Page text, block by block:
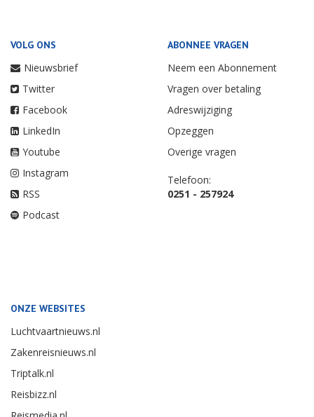
VOLG ONS
Nieuwsbrief
Twitter
Facebook
LinkedIn
Youtube
Instagram
RSS
Podcast
ABONNEE VRAGEN
Neem een Abonnement
Vragen over betaling
Adreswijziging
Opzeggen
Overige vragen
Telefoon:
0251 - 257924
ONZE WEBSITES
Luchtvaartnieuws.nl
Zakenreisnieuws.nl
Triptalk.nl
Reisbizz.nl